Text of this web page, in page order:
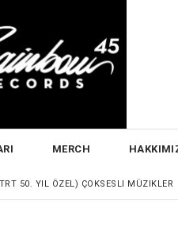
MERCH
50. YIL ÖZEL) ÇOKSESLI MÜZIKLER